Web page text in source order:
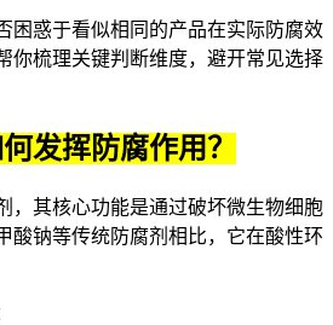
困惑于看似相同的产品在实际防腐效
你梳理关键判断维度，避开常见选择
发挥防腐作用？
，其核心功能是通过破坏微生物细胞
酸钠等传统防腐剂相比，它在酸性环